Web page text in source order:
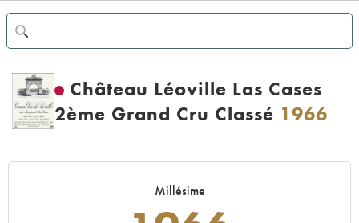
Château Léoville Las Cases
2ème Grand Cru Classé 1966
Millésime